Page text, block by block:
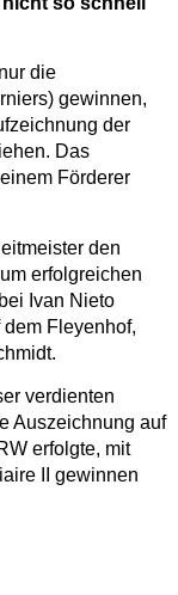
die
gewinnen,
der
Das
Förderer
den
erfolgreichen
Ivan Nieto
Fleyenhof,
verdienten
Auszeichnung auf
erfolgte, mit
II gewinnen